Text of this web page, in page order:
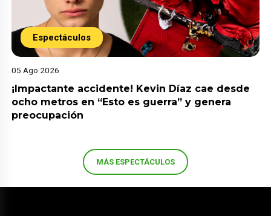
Espectáculos
05 Ago 2026
¡Impactante accidente! Kevin Díaz cae desde
ocho metros en “Esto es guerra” y genera
preocupación
MÁS ESPECTÁCULOS